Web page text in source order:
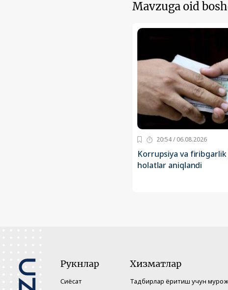
Mavzuga oid
20:54 / 06.08.2026
Korrupsiya va firibgarlik
holatlar aniqlandi
Рукнлар
Сиёсат
Хизматлар
Тадбирлар ёритиш учун